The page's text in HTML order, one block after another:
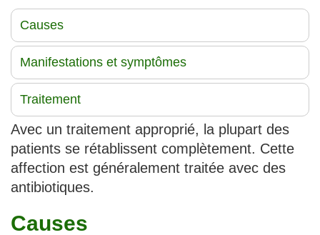
Causes
Manifestations et symptômes
Traitement
Avec un traitement approprié, la plupart des
patients se rétablissent complètement. Cette
affection est généralement traitée avec des
antibiotiques.
Causes